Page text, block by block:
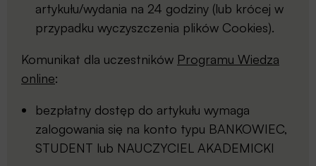
artykułu/wydania na 24 godziny (lub krócej w
przypadku wyczyszczenia plików Cookies).
Komunikat dla uczestników Programu Wiedza
online:
bezpłatny dostęp do artykułu wymaga
zalogowania się na konto typu BANKOWIEC,
STUDENT lub NAUCZYCIEL AKADEMICKI